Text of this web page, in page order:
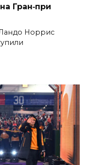
Гран‑при
Норрис